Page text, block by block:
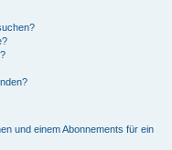
und einem Abonnements für ein